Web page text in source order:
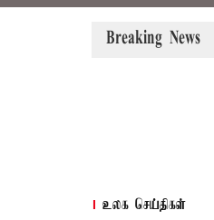
Breaking News
இன்று எம்.பி.க்கள் கூட்டம்:
உலக செய்திகள்